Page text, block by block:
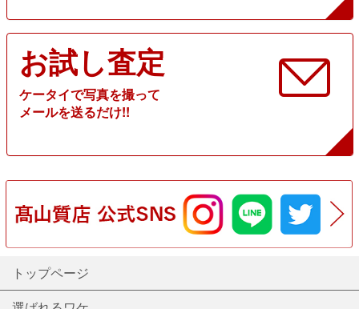
お試し査定
ケータイで写真を撮って
メールを送るだけ!!
トップページ